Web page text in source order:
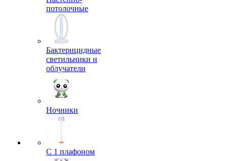
потолочные
Бактерицидные
светильники и
облучатели
Ночники
С 1 плафоном